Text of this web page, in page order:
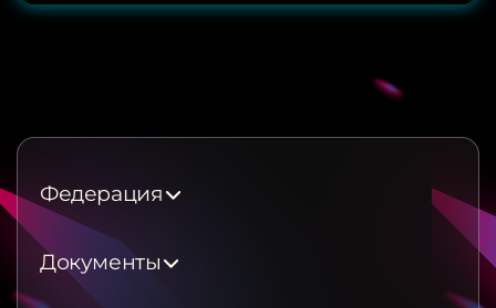
Федерация
Документы